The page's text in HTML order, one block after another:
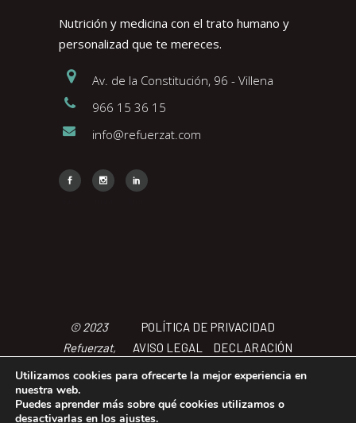
Nutrición y medicina con el trato humano y
personalizad que te mereces.
Av. de la Constitución, 96 - Villena
966 15 36 15
info@refuerzat.com
© 2023
Refuerzat,
Todos los
derechos
reservados
POLÍTICA DE PRIVACIDAD
AVISO LEGAL
DECLARACIÓN
DE ACCCESIBILIDAD
POLÍTICA
CONDICIONES
Utilizamos cookies para ofrecerte la mejor experiencia en
nuestra web.
Puedes aprender más sobre qué cookies utilizamos o
desactivarlas en los ajustes.